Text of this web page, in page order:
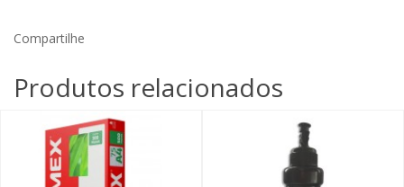
Compartilhe
Produtos relacionados